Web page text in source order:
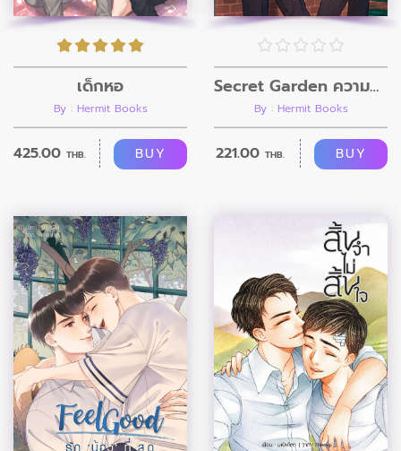
เด็กหอ
By : Hermit Books
425.00 THB. BUY
Secret Garden ความลับของต้นไม้
By : Hermit Books
221.00 THB. BUY